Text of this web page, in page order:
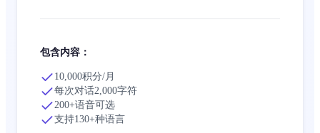
包含内容：
10,000积分/月
每次对话2,000字符
200+语音可选
支持130+种语言